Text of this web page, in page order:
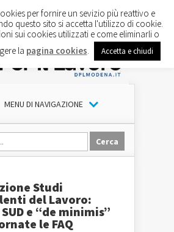
MENU DI NAVIGAZIONE
Studi
del Lavoro:
e “de minimis”
le FAQ
per fornire un sevizio più reattivo e
questo sito si accetta l'utilizzo di cookie.
sui cookies utilizzati e come eliminarli o
la pagina cookies Accetta e chiudi